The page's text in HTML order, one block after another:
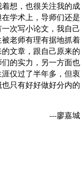
想，也很关注我的成
学术上，导师们还是
次写小论文，我自己
老师有理有据地抓着
文章，跟自己原来的
的实力，另一方面也
仅过了半年多，但衷
只有好好做好分内的
---廖嘉城